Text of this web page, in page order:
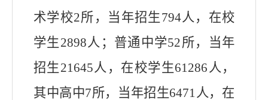
术学校2所，当年招生794人，在校
学生2898人；普通中学52所，当年
招生21645人，在校学生61286人，
其中高中7所，当年招生6471人，在